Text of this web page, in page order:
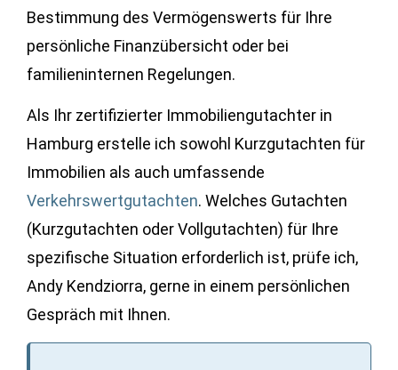
Bestimmung des Vermögenswerts für Ihre
persönliche Finanzübersicht oder bei
familieninternen Regelungen.
Als Ihr zertifizierter Immobiliengutachter in
Hamburg erstelle ich sowohl Kurzgutachten für
Immobilien als auch umfassende
Verkehrswertgutachten. Welches Gutachten
(Kurzgutachten oder Vollgutachten) für Ihre
spezifische Situation erforderlich ist, prüfe ich,
Andy Kendziorra, gerne in einem persönlichen
Gespräch mit Ihnen.